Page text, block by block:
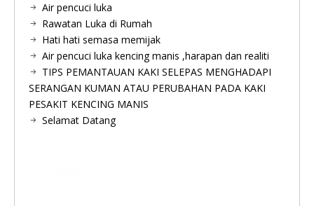
Air pencuci luka
Rawatan Luka di Rumah
Hati hati semasa memijak
Air pencuci luka kencing manis ,harapan dan realiti
TIPS PEMANTAUAN KAKI SELEPAS MENGHADAPI
SERANGAN KUMAN ATAU PERUBAHAN PADA KAKI
PESAKIT KENCING MANIS
Selamat Datang